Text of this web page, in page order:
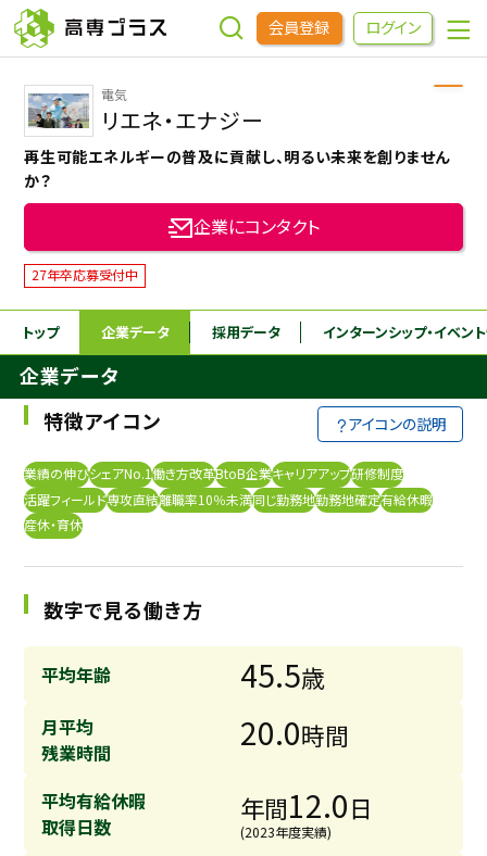
会員登録 ログイン
企業をさがす
インターンシップ・イベントをさがす
高専OBOGをさがす
高専プラスセミナー
めもらす
本科5年生・専攻科2年生向け
電気
リエネ・エナジー
再生可能エネルギーの普及に貢献し、明るい未来を創りません
か？
企業にコンタクト
27年卒応募受付中
トップ 企業データ 採用データ インターンシップ・イベン
企業データ
特徴アイコン
アイコンの説明
業績の伸びシェアNo.1働き方改革BtoB企業キャリアアップ研修制度
活躍フィールド専攻直結離職率10％未満同じ勤務地勤務地確定有給休暇
産休・育休
数字で見る働き方
平均年齢 45.5歳
月平均
残業時間
20.0時間
平均有給休暇
取得日数
年間12.0日
(2023年度実績)